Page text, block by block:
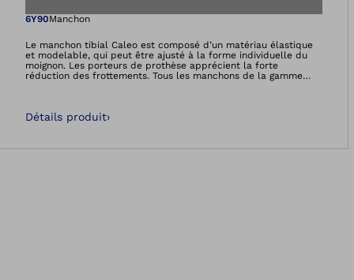
Ouvre l’image
6Y90Manchon
Le manchon tibial Caleo est composé d’un matériau élastique
et modelable, qui peut être ajusté à la forme individuelle du
moignon. Les porteurs de prothèse apprécient la forte
réduction des frottements. Tous les manchons de la gamme
Détails produit›